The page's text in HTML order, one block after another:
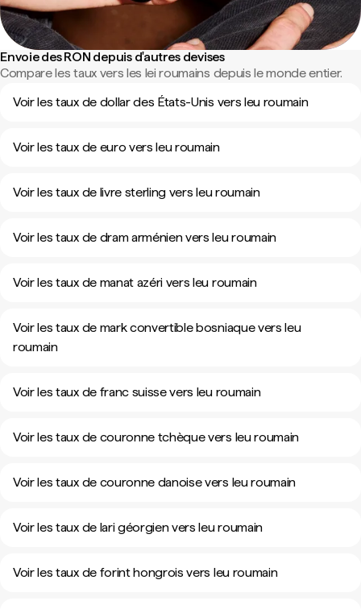
Envoie des RON depuis d'autres devises
Compare les taux vers les lei roumains depuis le monde entier.
Voir les taux de dollar des États-Unis vers leu roumain
Voir les taux de euro vers leu roumain
Voir les taux de livre sterling vers leu roumain
Voir les taux de dram arménien vers leu roumain
Voir les taux de manat azéri vers leu roumain
Voir les taux de mark convertible bosniaque vers leu
roumain
Voir les taux de franc suisse vers leu roumain
Voir les taux de couronne tchèque vers leu roumain
Voir les taux de couronne danoise vers leu roumain
Voir les taux de lari géorgien vers leu roumain
Voir les taux de forint hongrois vers leu roumain